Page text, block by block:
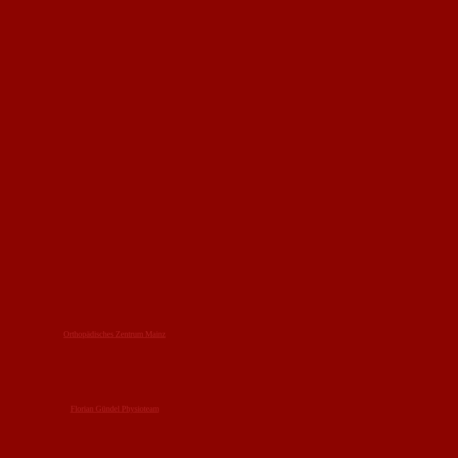
Orthopädisches Zentrum Mainz
Florian Gündel Physioteam